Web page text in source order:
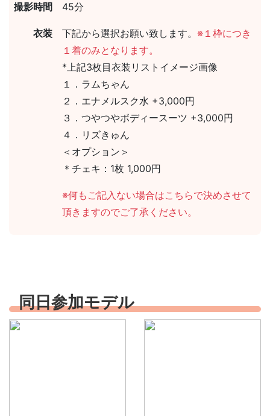
撮影時間 45分
衣装 下記から選択お願い致します。 ※１枠につき
１着のみとなります。
*上記3枚目衣装リストイメージ画像
１．ラムちゃん
２．エナメルスク水 +3,000円
３．つやつやボディースーツ +3,000円
４．リズきゅん
＜オプション＞
＊チェキ：1枚 1,000円
※何もご記入ない場合はこちらで決めさせて
頂きますのでご了承ください。
同日参加モデル